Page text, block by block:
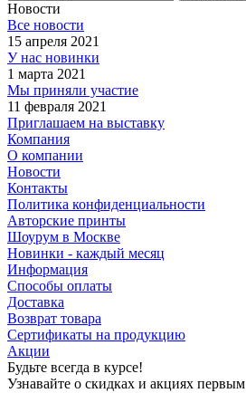
Новости
Все новости
15 апреля 2021
У нас новинки
1 марта 2021
Мы приняли участие
11 февраля 2021
Приглашаем на выставку
Компания
О компании
Новости
Контакты
Политика конфиденциальности
Авторские принты
Шоурум в Москве
Новинки - каждый месяц
Информация
Способы оплаты
Доставка
Возврат товара
Сертификаты на продукцию
Акции
Будьте всегда в курсе!
Узнавайте о скидках и акциях первым